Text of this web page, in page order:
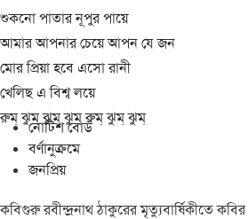
শুকনো পাতার নূপুর পায়ে
আমার আপনার চেয়ে আপন যে জন
মোর প্রিয়া হবে এসো রানী
খেলিছ এ বিশ্ব লয়ে
রুম্ ঝুম্ ঝুম্ ঝুম্ রুম্ ঝুম্ ঝুম্
নোটিশ বোর্ড
বর্ণানুক্রমে
জনপ্রিয়
কবিগুরু রবীন্দ্রনাথ ঠাকুরের মৃত্যুবার্ষিকীতে কবির